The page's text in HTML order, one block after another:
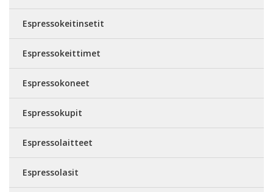
Espressokeitinsetit
Espressokeittimet
Espressokoneet
Espressokupit
Espressolaitteet
Espressolasit